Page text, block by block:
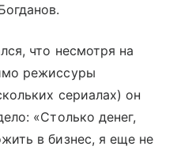
что несмотря на
режиссуры
сериалах) он
«Столько денег,
в бизнес, я еще не